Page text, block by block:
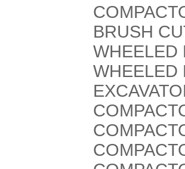
BRUSH
WHEELED
WHEELED